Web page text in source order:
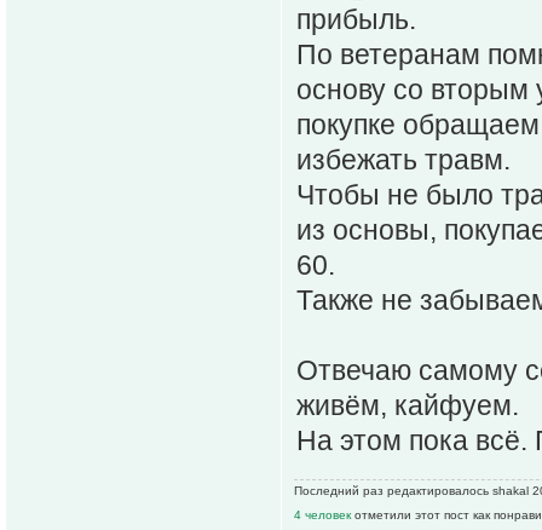
прибыль.
По ветеранам
основу со вторым
покупке
избежать травм.
Чтобы не было
из основы,
60.
Также не
Отвечаю самому
живём, кайфуем.
На этом пока всё.
Последний раз редактировалось shakal
4 человек отметили этот пост как